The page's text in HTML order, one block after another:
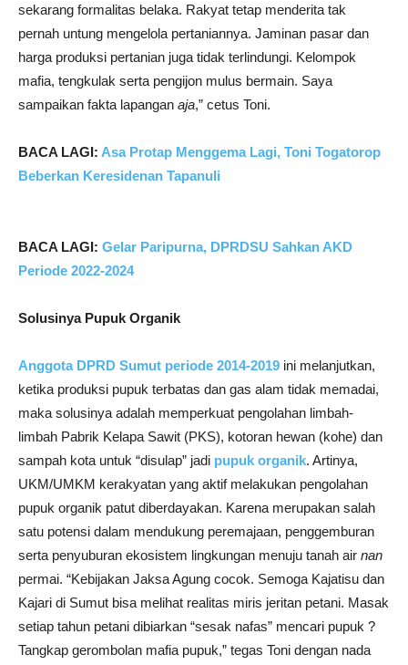
sekarang formalitas belaka. Rakyat tetap menderita tak
pernah untung mengelola pertaniannya. Jaminan pasar dan
harga produksi pertanian juga tidak terlindungi. Kelompok
mafia, tengkulak serta pengijon mulus bermain. Saya
sampaikan fakta lapangan aja,” cetus Toni.
BACA LAGI: Asa Protap Menggema Lagi, Toni Togatorop
Beberkan Keresidenan Tapanuli
BACA LAGI: Gelar Paripurna, DPRDSU Sahkan AKD
Periode 2022-2024
Solusinya Pupuk Organik
Anggota DPRD Sumut periode 2014-2019 ini melanjutkan,
ketika produksi pupuk terbatas dan gas alam tidak memadai,
maka solusinya adalah memperkuat pengolahan limbah-
limbah Pabrik Kelapa Sawit (PKS), kotoran hewan (kohe) dan
sampah kota untuk “disulap” jadi pupuk organik. Artinya,
UKM/UMKM kerakyatan yang aktif melakukan pengolahan
pupuk organik patut diberdayakan. Karena merupakan salah
satu potensi dalam mendukung peremajaan, penggemburan
serta penyuburan ekosistem lingkungan menuju tanah air nan
permai. “Kebijakan Jaksa Agung cocok. Semoga Kajatisu dan
Kajari di Sumut bisa melihat realitas miris jeritan petani. Masak
setiap tahun petani dibiarkan “sesak nafas” mencari pupuk ?
Tangkap gerombolan mafia pupuk,” tegas Toni dengan nada